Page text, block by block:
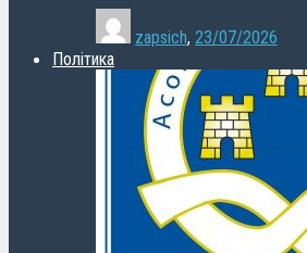
zapsich, 23/07/2026
Політика